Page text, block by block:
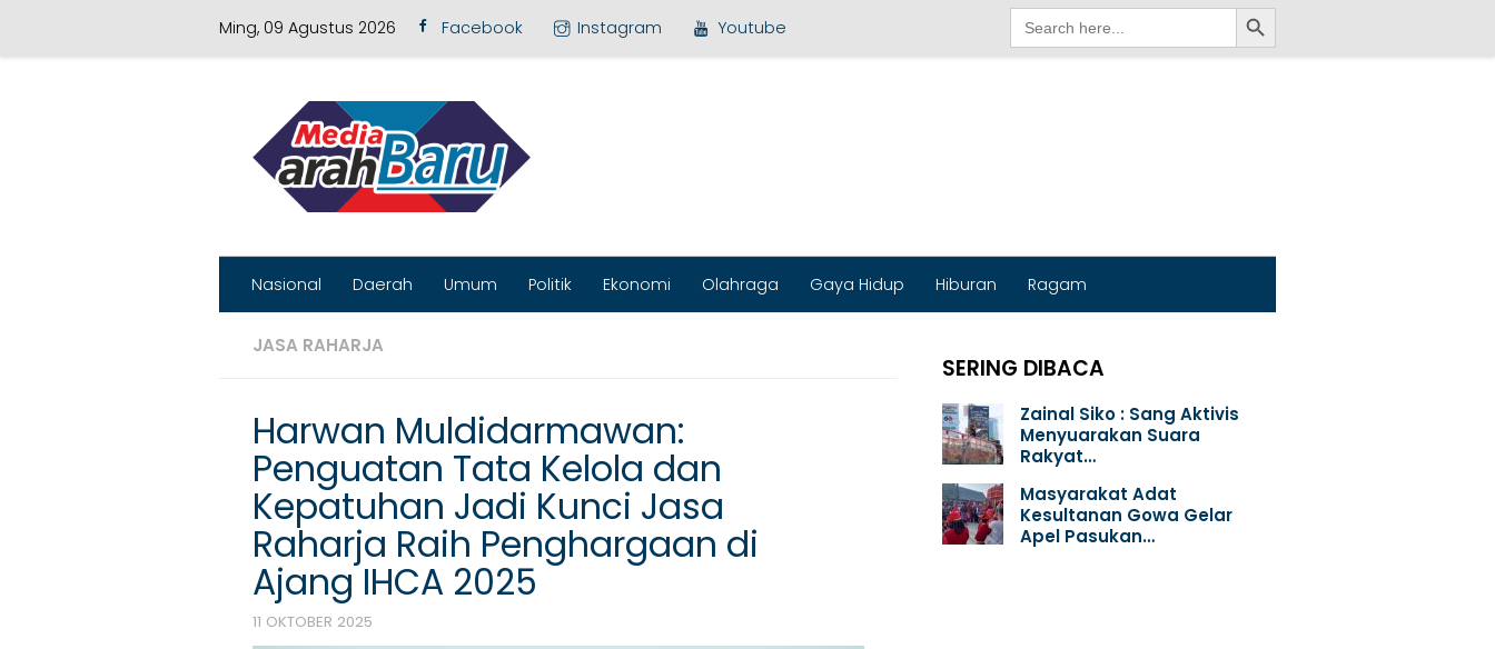
Ming, 09 Agustus 2026 Facebook Instagram Youtube
Search
for:
Search Button
Nasional Daerah Umum Politik Ekonomi Olahraga Gaya Hidup Hiburan Ragam
JASA RAHARJA
Harwan Muldidarmawan:
Penguatan Tata Kelola dan
Kepatuhan Jadi Kunci Jasa
Raharja Raih Penghargaan di
Ajang IHCA 2025
11 OKTOBER 2025
SERING DIBACA
Zainal Siko : Sang Aktivis
Menyuarakan Suara
Rakyat…
Masyarakat Adat
Kesultanan Gowa Gelar
Apel Pasukan…